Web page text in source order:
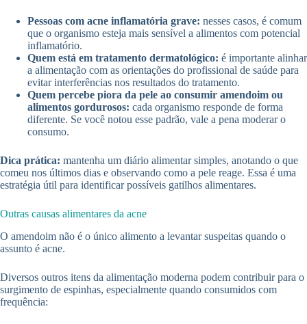
Pessoas com acne inflamatória grave: nesses casos, é comum
que o organismo esteja mais sensível a alimentos com potencial
inflamatório.
Quem está em tratamento dermatológico: é importante alinhar
a alimentação com as orientações do profissional de saúde para
evitar interferências nos resultados do tratamento.
Quem percebe piora da pele ao consumir amendoim ou
alimentos gordurosos: cada organismo responde de forma
diferente. Se você notou esse padrão, vale a pena moderar o
consumo.
Dica prática: mantenha um diário alimentar simples, anotando o que
comeu nos últimos dias e observando como a pele reage. Essa é uma
estratégia útil para identificar possíveis gatilhos alimentares.
Outras causas alimentares da acne
O amendoim não é o único alimento a levantar suspeitas quando o
assunto é acne.
Diversos outros itens da alimentação moderna podem contribuir para o
surgimento de espinhas, especialmente quando consumidos com
frequência: